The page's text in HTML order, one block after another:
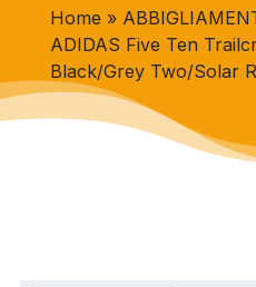
Home »
ADIDAS Five Ten
Black/Grey Two/Solar